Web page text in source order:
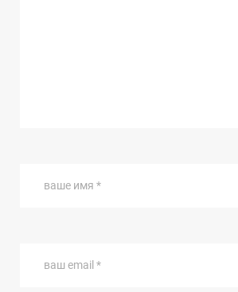
ваше имя *
ваш email *